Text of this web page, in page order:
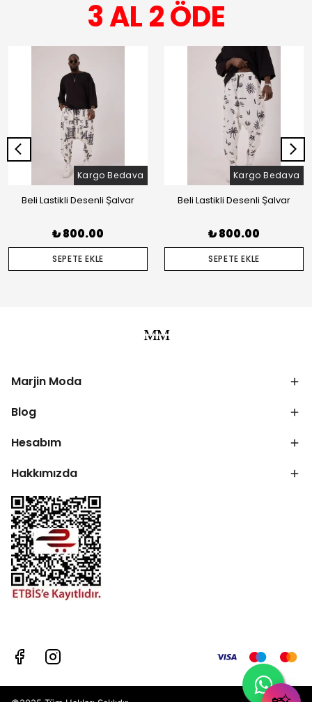
3 AL 2 ÖDE
Kargo Bedava
Beli Lastikli Desenli Şalvar
₺ 800.00
SEPETE EKLE
Kargo Bedava
Beli Lastikli Desenli Şalvar
₺ 800.00
SEPETE EKLE
Marjin Moda
Blog
Hesabım
Hakkımızda